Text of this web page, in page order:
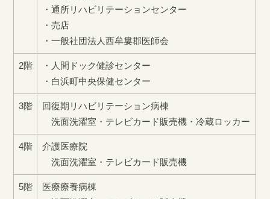
・通所リハビリテーションセンター
・売店
・一般社団法人西牟婁郡医師会
2階
・人間ドック健診センター
・白浜町中央保健センター
3階
回復期リハビリテーション病棟
洗面洗濯室・テレビカード販売機・冷蔵ロッカー
4階
介護医療院
洗面洗濯室・テレビカード販売機
5階
医療療養病棟